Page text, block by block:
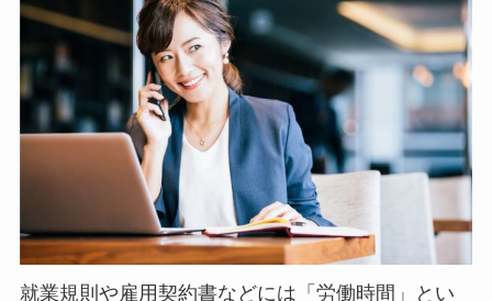
就業規則や雇用契約書などには「労働時間」とい